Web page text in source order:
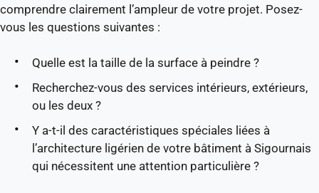
comprendre clairement l’ampleur de votre projet. Posez-
vous les questions suivantes :
Quelle est la taille de la surface à peindre ?
Recherchez-vous des services intérieurs, extérieurs,
ou les deux ?
Y a-t-il des caractéristiques spéciales liées à
l’architecture ligérien de votre bâtiment à Sigournais
qui nécessitent une attention particulière ?